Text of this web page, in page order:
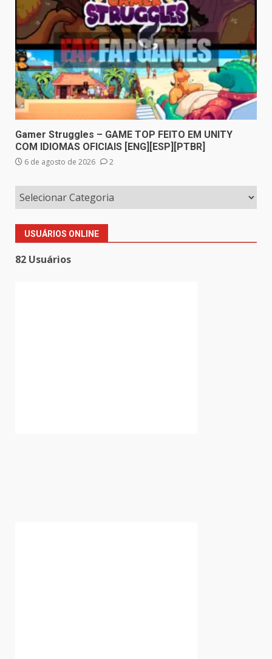
Gamer Struggles – GAME TOP FEITO EM UNITY
COM IDIOMAS OFICIAIS [ENG][ESP][PTBR]
6 de agosto de 2026 2
USUÁRIOS ONLINE
82 Usuários